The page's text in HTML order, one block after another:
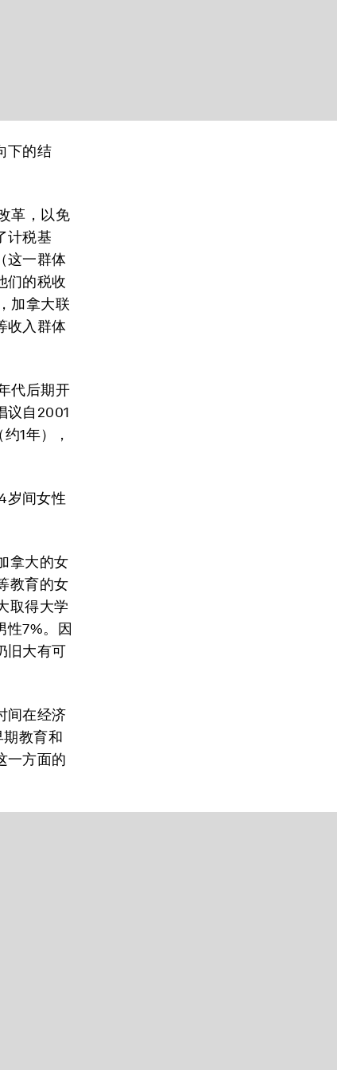
下的结
革，以免
计税基
这一群体
们的税收
加拿大联
收入群体
代后期开
议自2001
1年），
岁间女性
拿大的女
教育的女
取得大学
性7%。因
旧大有可
间在经济
教育和
一方面的